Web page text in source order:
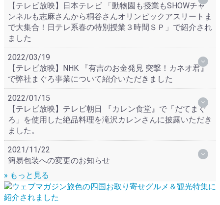
【テレビ放映】日本テレビ 「動物園も授業もSHOWチャ
ンネルも志麻さんから桐谷さんオリンピックアスリートま
で大集合！日テレ系春の特別授業３時間ＳＰ」で紹介され
ました
2022/03/19
【テレビ放映】NHK 『有吉のお金発見 突撃！カネオ君』
で弊社まぐろ事業について紹介いただきました
2022/01/15
【テレビ放映】テレビ朝日 『カレン食堂』で「だてまぐ
ろ」を使用した絶品料理を滝沢カレンさんに披露いただき
ました。
2021/11/22
簡易包装への変更のお知らせ
» もっと見る